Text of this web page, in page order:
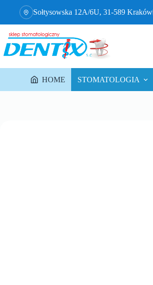
Sołtysowska 12A/6U, 31-589 Kraków
HOME STOMATOLOGIA